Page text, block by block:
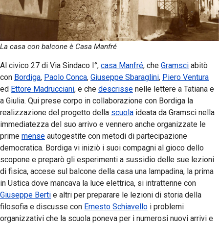
La casa con balcone è Casa Manfré
Al civico 27 di Via Sindaco I°, casa Manfré, che Gramsci abitò
con Bordiga, Paolo Conca, Giuseppe Sbaraglini, Piero Ventura
ed Ettore Madrucciani, e che descrisse nelle lettere a Tatiana e
a Giulia. Qui prese corpo in collaborazione con Bordiga la
realizzazione del progetto della scuola ideata da Gramsci nella
immediatezza del suo arrivo e vennero anche organizzate le
prime mense autogestite con metodi di partecipazione
democratica. Bordiga vi iniziò i suoi compagni al gioco dello
scopone e preparò gli esperimenti a sussidio delle sue lezioni
di fisica, accese sul balcone della casa una lampadina, la prima
in Ustica dove mancava la luce elettrica, si intrattenne con
Giuseppe Berti e altri per preparare le lezioni di storia della
filosofia e discusse con Ernesto Schiavello i problemi
organizzativi che la scuola poneva per i numerosi nuovi arrivi e